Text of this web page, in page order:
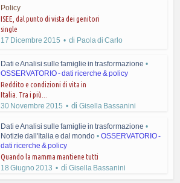
Policy
ISEE, dal punto di vista dei genitori
single
17 Dicembre 2015
di Paola di Carlo
Dati e Analisi sulle famiglie in trasformazione •
OSSERVATORIO - dati ricerche & policy
Reddito e condizioni di vita in
Italia. Tra i più...
30 Novembre 2015
diGisella Bassanini
Dati e Analisi sulle famiglie in trasformazione •
Notizie dall'Italia e dal mondo • OSSERVATORIO -
dati ricerche & policy
Quando la mamma mantiene tutti
18 Giugno 2013
diGisella Bassanini